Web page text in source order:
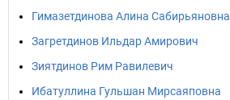
Гимазетдинова Алина Сабирьяновна
Загретдинов Ильдар Амирович
Зиятдинов Рим Равилевич
Ибатуллина Гульшан Мирсаяповна